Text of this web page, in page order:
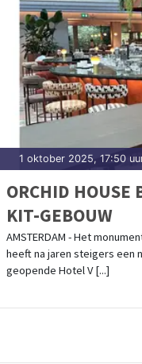
1 oktober 2025, 17:50
ORCHID HOUSE
KIT-GEBOUW
AMSTERDAM - Het
heeft na jaren steigers een
geopende Hotel V [...]